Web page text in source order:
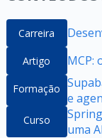
Carreira
Artigo MCP:
Formação
e
Curso
uma